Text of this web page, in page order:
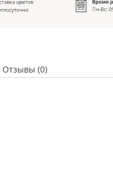
Отзывы (0)